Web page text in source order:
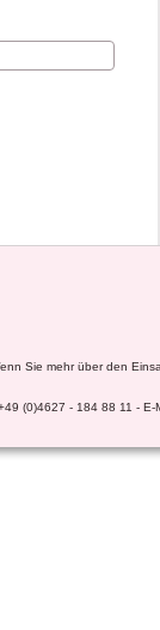
Sie mehr über den
(0)4627 - 184 88 11 - E-